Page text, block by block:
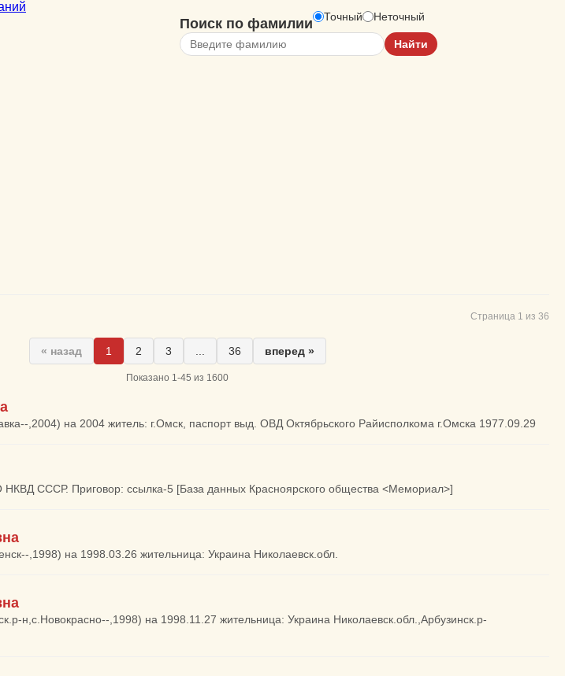
Поиск по фамилии Точный Неточный
Страница 1 из 36
« назад 1 2 3 36 вперед »
Показано 1-45 из 1600
,2004) на 2004 житель: г.Омск, паспорт выд. ОВД Октябрьского Райисполкома г.Омска 1977.09.29
СССР. Приговор: ссылка-5 [База данных Красноярского общества <Мемориал>]
,1998) на 1998.03.26 жительница: Украина Николаевск.обл.
н,с.Новокрасно--,1998) на 1998.11.27 жительница: Украина Николаевск.обл.,Арбузинск.р-